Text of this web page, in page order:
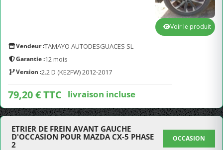
Vendeur :TAMAYO AUTODESGUACES SL
Garantie :12 mois
Version :2.2 D (KE2FW) 2012-2017
79,20 € TTC livraison incluse
Voir le produit
ETRIER DE FREIN AVANT GAUCHE
D'OCCASION POUR MAZDA CX-5 PHASE
2
OCCASION